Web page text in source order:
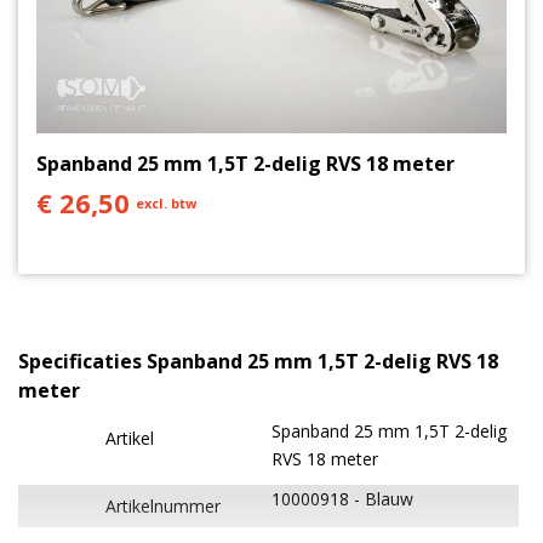
Spanband 25 mm 1,5T 2-delig RVS 18 meter
€ 26,50 excl. btw
Specificaties Spanband 25 mm 1,5T 2-delig RVS 18
meter
Artikel
Spanband 25 mm 1,5T 2-delig
RVS 18 meter
Artikelnummer 10000918 Blauw